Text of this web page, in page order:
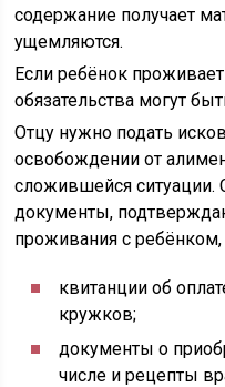
содержание получает
ущемляются.
Если ребёнок
обязательства могут
Отцу нужно подать
освобождении от
сложившейся ситуации.
документы,
проживания с
квитанции об
кружков;
документы о
числе и рецепты